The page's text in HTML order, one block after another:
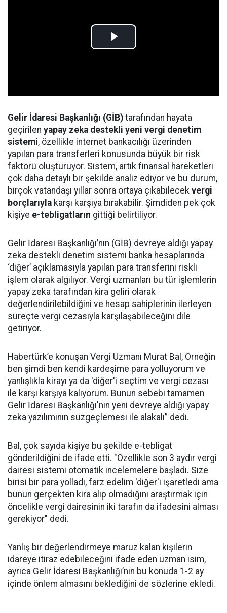
Gelir İdaresi Başkanlığı (GİB) tarafından hayata
geçirilen yapay zeka destekli yeni vergi denetim
sistemi, özellikle internet bankacılığı üzerinden
yapılan para transferleri konusunda büyük bir risk
faktörü oluşturuyor. Sistem, artık finansal hareketleri
çok daha detaylı bir şekilde analiz ediyor ve bu durum,
birçok vatandaşı yıllar sonra ortaya çıkabilecek vergi
borçlarıyla karşı karşıya bırakabilir. Şimdiden pek çok
kişiye e-tebligatların gittiği belirtiliyor.
Gelir İdaresi Başkanlığı’nın (GİB) devreye aldığı yapay
zeka destekli denetim sistemi banka hesaplarında
‘diğer’ açıklamasıyla yapılan para transferini riskli
işlem olarak algılıyor. Vergi uzmanları bu tür işlemlerin
yapay zeka tarafından kira geliri olarak
değerlendirilebildiğini ve hesap sahiplerinin ilerleyen
süreçte vergi cezasıyla karşılaşabileceğini dile
getiriyor.
Habertürk’e konuşan Vergi Uzmanı Murat Bal, Örneğin
ben şimdi ben kendi kardeşime para yolluyorum ve
yanlışlıkla kirayı ya da 'diğer'i seçtim ve vergi cezası
ile karşı karşıya kalıyorum. Bunun sebebi tamamen
Gelir İdaresi Başkanlığı'nın yeni devreye aldığı yapay
zeka yazılımının süzgeçlemesi ile alakalı” dedi.
Bal, çok sayıda kişiye bu şekilde e-tebligat
gönderildiğini de ifade etti. "Özellikle son 3 aydır vergi
dairesi sistemi otomatik incelemelere başladı. Size
birisi bir para yolladı, farz edelim 'diğer'i işaretledi ama
bunun gerçekten kira alıp olmadığını araştırmak için
öncelikle vergi dairesinin iki tarafın da ifadesini alması
gerekiyor" dedi.
Yanlış bir değerlendirmeye maruz kalan kişilerin
idareye itiraz edebileceğini ifade eden uzman isim,
ayrıca Gelir İdaresi Başkanlığı’nın bu konuda 1-2 ay
içinde önlem almasını beklediğini de sözlerine ekledi.